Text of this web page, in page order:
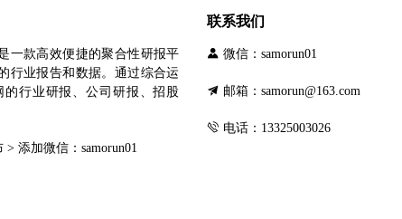
一款高效便捷的聚合性研报平
行业报告和数据。通过综合运
行业研报、公司研报、招股
添加微信：samorun01
联系我们
微信：samorun01
邮箱：samorun@163.com
电话：13325003026